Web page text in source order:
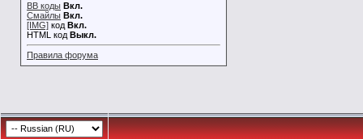
BB коды Вкл.
Смайлы Вкл.
[IMG] код Вкл.
HTML код Выкл.
Правила форума